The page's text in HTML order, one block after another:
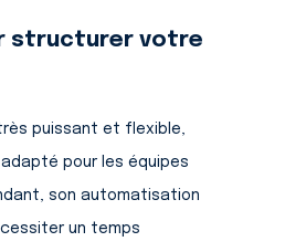
structurer votre
puissant et flexible,
pour les équipes
son automatisation
un temps